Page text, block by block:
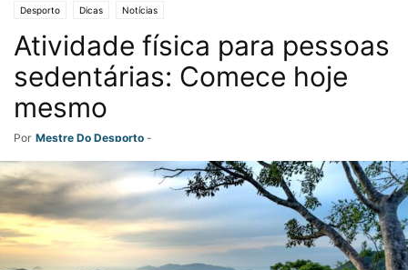
Desporto Dicas Notícias
Atividade física para pessoas
sedentárias: Comece hoje
mesmo
Por Mestre Do Desporto -